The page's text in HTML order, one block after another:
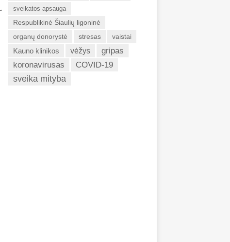
sveikatos apsauga
Respublikinė Šiaulių ligoninė
organų donorystė
stresas vaistai
Kauno klinikos vėžys
gripas
koronavirusas
COVID-19
sveika mityba